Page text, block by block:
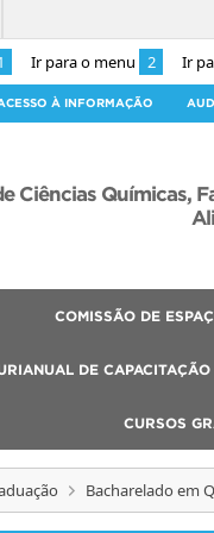
Ir para o menu 2 Ir
À INFORMAÇÃO
Ciências Químicas,
COMISSÃO DE
DE
CURSOS
Bacharelado em